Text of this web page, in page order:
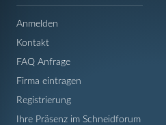
Anmelden
Kontakt
FAQ Anfrage
Firma eintragen
Registrierung
Ihre Präsenz im Schneidforum